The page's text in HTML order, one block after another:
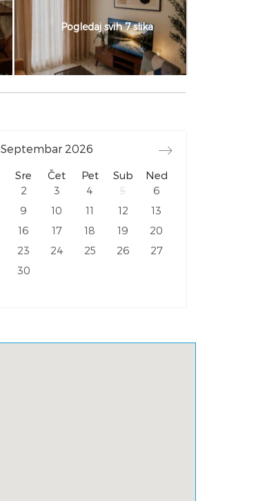
Pogledaj svih 7 slika
Septembar 2026
Sre Čet Pet Sub
Ned
2 3 4 5
6
9 10 11 12
13
16 17 18 19
20
23 24 25 26
27
30